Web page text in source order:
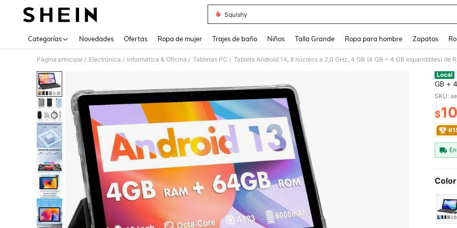
Squishy
Categorías Novedades Ofertas Ropa de mujer Trajes de baño Niños Talla Grande Ropa para hombre Zapatos
Página principal / Electrónica / Informática & Oficina / Tabletas PC /
Local
GB +
A523
6000
MP +
(sin
SKU:
$